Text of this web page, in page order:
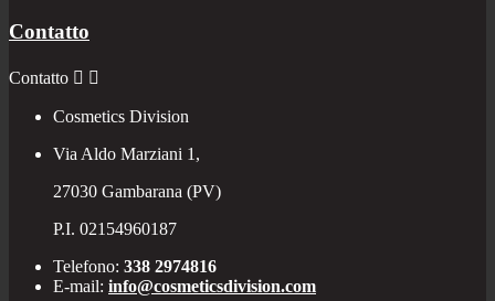
Contatto
Contatto  
Cosmetics Division
Via Aldo Marziani 1,
27030 Gambarana (PV)
P.I. 02154960187
Telefono: 338 2974816
E-mail: info@cosmeticsdivision.com